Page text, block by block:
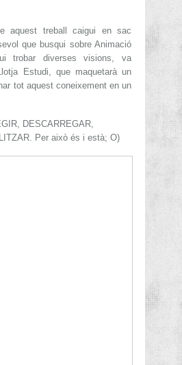
aquest treball caigui en sac
que busqui sobre Animació
trobar diverses visions, va
Estudi, que maquetarà un
tot aquest coneixement en un
DESCARREGAR,
Per això és i està; O)